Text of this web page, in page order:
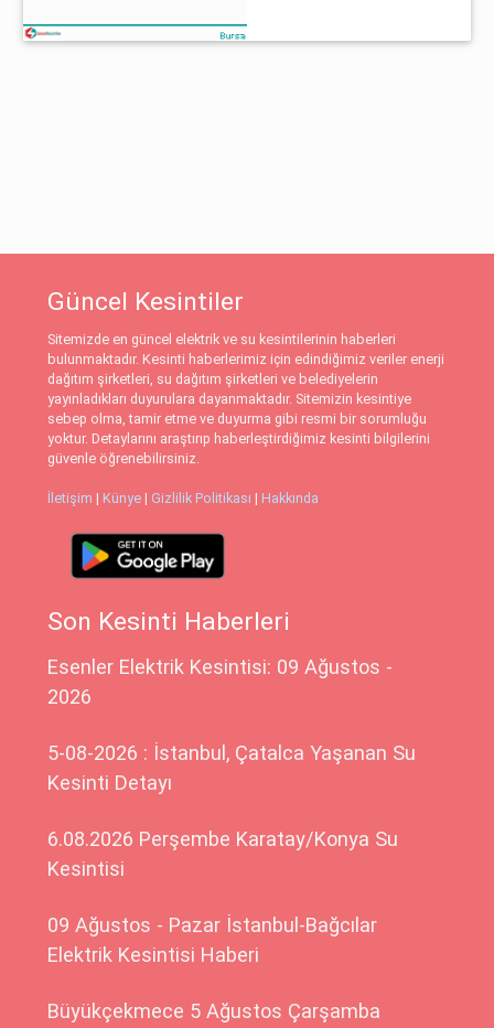
Güncel Kesintiler
Sitemizde en güncel elektrik ve su kesintilerinin haberleri
bulunmaktadır. Kesinti haberlerimiz için edindiğimiz veriler enerji
dağıtım şirketleri, su dağıtım şirketleri ve belediyelerin
yayınladıkları duyurulara dayanmaktadır. Sitemizin kesintiye
sebep olma, tamir etme ve duyurma gibi resmi bir sorumluğu
yoktur. Detaylarını araştırıp haberleştirdiğimiz kesinti bilgilerini
güvenle öğrenebilirsiniz.
İletişim | Künye | Gizlilik Politikası | Hakkında
Son Kesinti Haberleri
Esenler Elektrik Kesintisi: 09 Ağustos -
2026
5-08-2026 : İstanbul, Çatalca Yaşanan Su
Kesinti Detayı
6.08.2026 Perşembe Karatay/Konya Su
Kesintisi
09 Ağustos - Pazar İstanbul-Bağcılar
Elektrik Kesintisi Haberi
Büyükçekmece 5 Ağustos Çarşamba